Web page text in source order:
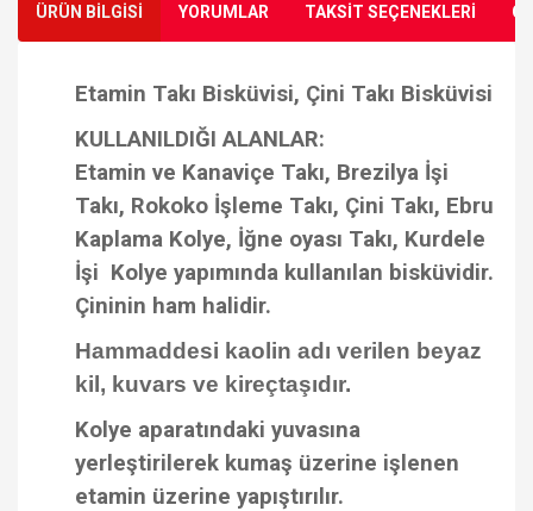
ÜRÜN BİLGİSİ YORUMLAR TAKSİT SEÇENEKLERİ
Etamin Takı Bisküvisi, Çini Takı Bisküvisi
KULLANILDIĞI ALANLAR:
Etamin ve Kanaviçe Takı, Brezilya İşi
Takı, Rokoko İşleme Takı, Çini Takı, Ebru
Kaplama Kolye, İğne oyası Takı, Kurdele
İşi Kolye yapımında kullanılan bisküvidir.
Çininin ham halidir.
Hammaddesi kaolin adı verilen beyaz
kil, kuvars ve kireçtaşıdır.
Kolye aparatındaki yuvasına
yerleştirilerek kumaş üzerine işlenen
etamin üzerine yapıştırılır.